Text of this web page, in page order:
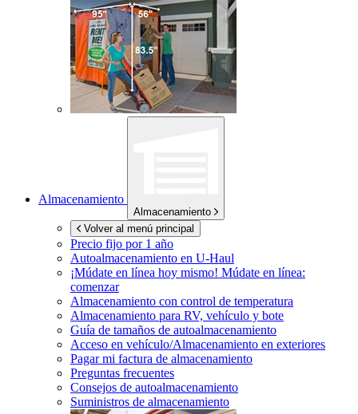
Almacenamiento
Almacenamiento
Volver al menú principal
Precio fijo por 1 año
Autoalmacenamiento en U-Haul
¡Múdate en línea hoy mismo! Múdate en línea:
comenzar
Almacenamiento con control de temperatura
Almacenamiento para RV, vehículo y bote
Guía de tamaños de autoalmacenamiento
Acceso en vehículo/Almacenamiento en exteriores
Pagar mi factura de almacenamiento
Preguntas frecuentes
Consejos de autoalmacenamiento
Suministros de almacenamiento